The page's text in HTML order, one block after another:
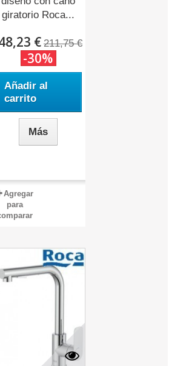
giratorio Roca...
€ 211,75 €
-30%
Añadir al
carrito
Más
Agregar
para